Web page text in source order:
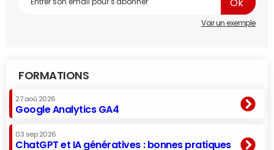
Voir un exemple
FORMATIONS
27 aoû 2026
Google Analytics GA4
03 sep 2026
ChatGPT et IA génératives : bonnes pratiques